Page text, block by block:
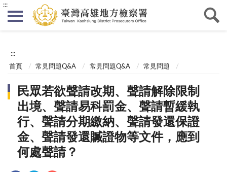
:::
:::
首頁 常見問題Q&A 常見問題Q&A 常見問題
民眾若欲聲請改期、聲請解除限制
出境、聲請易科罰金、聲請暫緩執
行、聲請分期繳納、聲請發還保證
金、聲請發還贓證物等文件，應到
何處聲請？